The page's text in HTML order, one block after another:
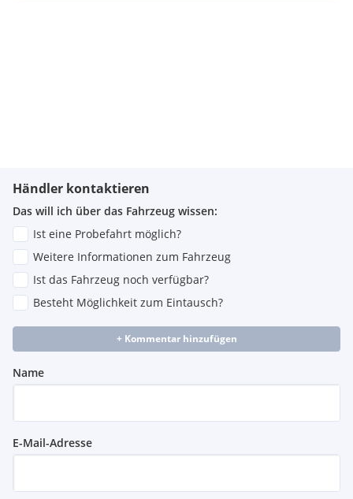
Händler kontaktieren
Das will ich über das Fahrzeug wissen:
Ist eine Probefahrt möglich?
Weitere Informationen zum Fahrzeug
Ist das Fahrzeug noch verfügbar?
Besteht Möglichkeit zum Eintausch?
+ Kommentar hinzufügen
Name
E-Mail-Adresse